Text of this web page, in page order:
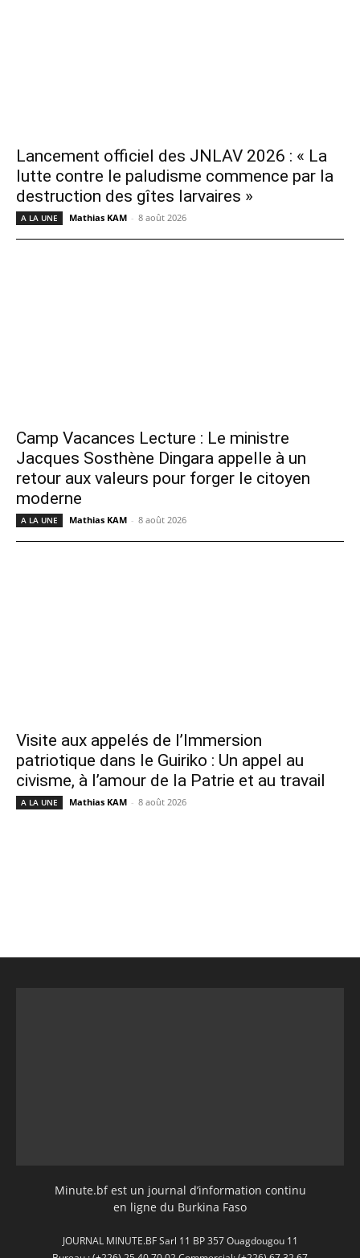
Lancement officiel des JNLAV 2026 : « La
lutte contre le paludisme commence par la
destruction des gîtes larvaires »
A LA UNE Mathias KAM - 8 août 2026
Camp Vacances Lecture : Le ministre
Jacques Sosthène Dingara appelle à un
retour aux valeurs pour forger le citoyen
moderne
A LA UNE Mathias KAM - 8 août 2026
Visite aux appelés de l’Immersion
patriotique dans le Guiriko : Un appel au
civisme, à l’amour de la Patrie et au travail
A LA UNE Mathias KAM - 8 août 2026
Minute.bf est un journal d’information continu
en ligne du Burkina Faso
JOURNAL MINUTE.BF Sarl 11 BP 357 Ouagdougou 11